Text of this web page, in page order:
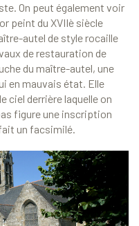
On peut également voir
peint du XVIIè siècle
autel de style rocaille
de restauration de
du maître-autel, une
en mauvais état. Elle
ciel derrière laquelle on
figure une inscription
un facsimilé.